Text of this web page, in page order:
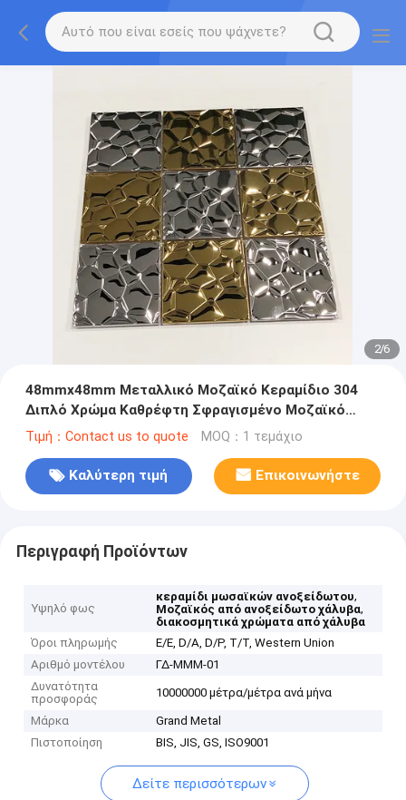
2/6
48mmx48mm Μεταλλικό Μοζαϊκό Κεραμίδιο 304
Διπλό Χρώμα Καθρέφτη Σφραγισμένο Μοζαϊκό
Κεραμίδιο από ανοξείδωτο χάλυβα
Τιμή：Contact us to quote MOQ：1 τεμάχιο
Καλύτερη τιμή Επικοινωνήστε
Περιγραφή Προϊόντων
Υψηλό φως
κεραμίδι μωσαϊκών ανοξείδωτου,
Μοζαϊκός από ανοξείδωτο χάλυβα,
διακοσμητικά χρώματα από χάλυβα
Όροι πληρωμής
Ε/Ε, D/A, D/P, T/T, Western Union
Αριθμό μοντέλου
ΓΔ-ΜΜΜ-01
Δυνατότητα
προσφοράς
10000000 μέτρα/μέτρα ανά μήνα
Μάρκα
Grand Metal
Πιστοποίηση
BIS, JIS, GS, ISO9001
Δείτε περισσότερων